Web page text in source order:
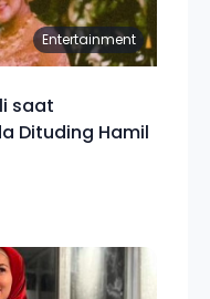
Entertainment
saat
Dituding Hamil